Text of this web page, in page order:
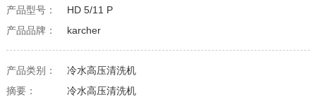
产品型号：
HD 5/11 P
产品品牌：
karcher
产品类别：
冷水高压清洗机
摘要：
冷水高压清洗机